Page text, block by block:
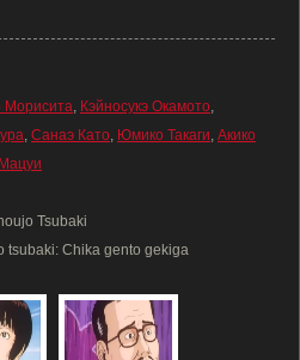
Морисита, Кэйносукэ Окамото,
, Санаэ Като, Юмико Такаги, Акико
Tsubaki
tsubaki: Chika gento gekiga